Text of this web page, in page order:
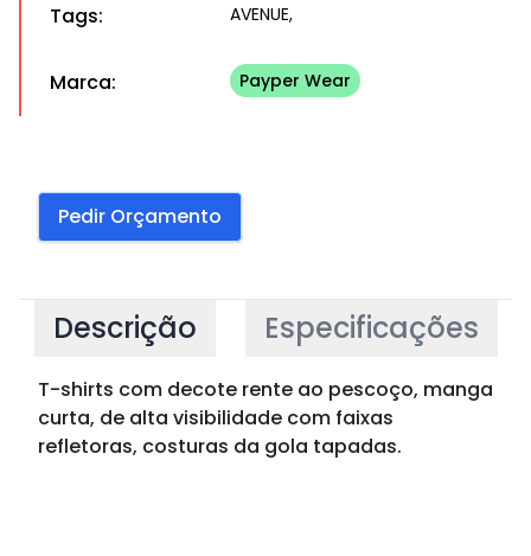
Tags: AVENUE,
Marca: Payper Wear
Pedir Orçamento
Descrição Especificações
T-shirts com decote rente ao pescoço, manga
curta, de alta visibilidade com faixas
refletoras, costuras da gola tapadas.